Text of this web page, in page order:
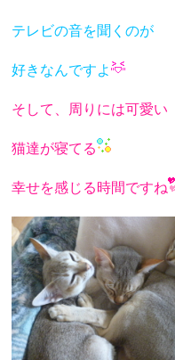
テレビの音を聞くのが
好きなんですよ
そして、周りには可愛い
猫達が寝てる
幸せを感じる時間ですね